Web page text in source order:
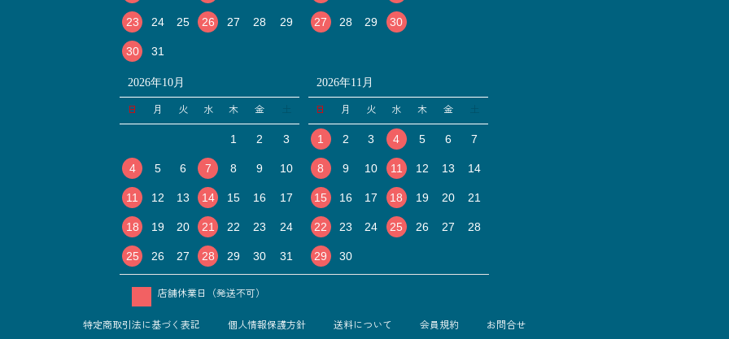
23 24 25 26 27 28 29
30 31
27 28 29 30
2026年10月
日 月 火 水 木 金
1 2 3
4 5 6 7 8 9 10
11 12 13 14 15 16 17
18 19 20 21 22 23 24
25 26 27 28 29 30 31
2026年11月
日 月 火 水 木 金
1 2 3 4 5 6 7
8 9 10 11 12 13 14
15 16 17 18 19 20 21
22 23 24 25 26 27 28
29 30
店舗休業日（発送不可）
特定商取引法に基づく表記 個人情報保護方針 送料について 会員規約 お問合せ